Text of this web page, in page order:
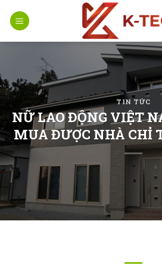
TIN TỨC
NỮ LAO ĐỘNG VIỆT
MUA ĐƯỢC NHÀ CHỈ